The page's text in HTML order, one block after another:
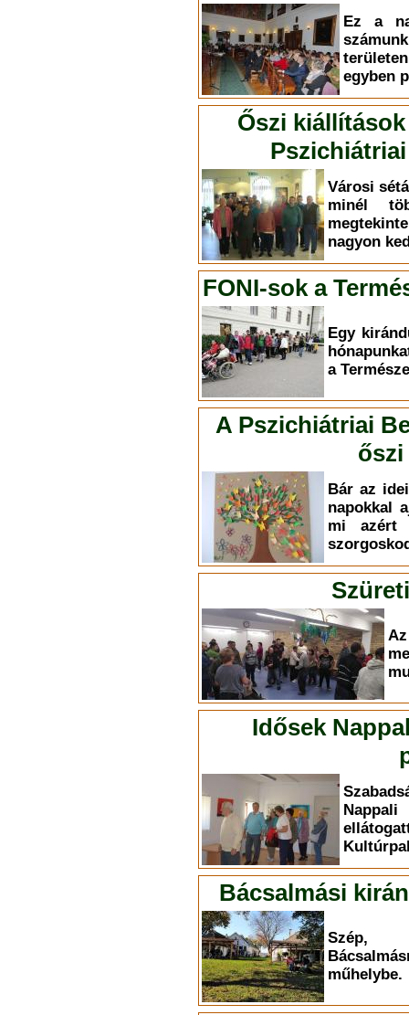
Ez a
egyben
Őszi
Városi
minél
nagyon
FONI-sok a
Egy
a
A Pszichiátriai
Bár az
napokkal
mi
Idősek
Bácsalmási
Szép,
műhelybe.